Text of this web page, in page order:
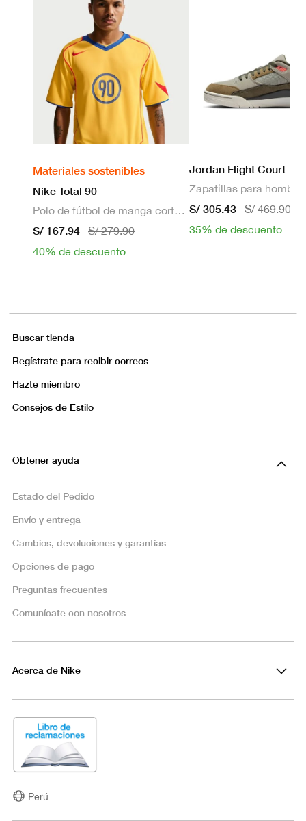
Materiales sostenibles
Nike Total 90
Polo de fútbol de manga corta Dri-FIT para hombre
S/ 167.94
S/ 279.90
40% de descuento
Jordan Flight Court
Zapatillas para hombre
S/ 305.43
S/ 469.90
35% de descuento
Buscar tienda
Regístrate para recibir correos
Hazte miembro
Consejos de Estilo
Obtener ayuda
Estado del Pedido
Envío y entrega
Cambios, devoluciones y garantías
Opciones de pago
Preguntas frecuentes
Comunícate con nosotros
Acerca de Nike
Perú